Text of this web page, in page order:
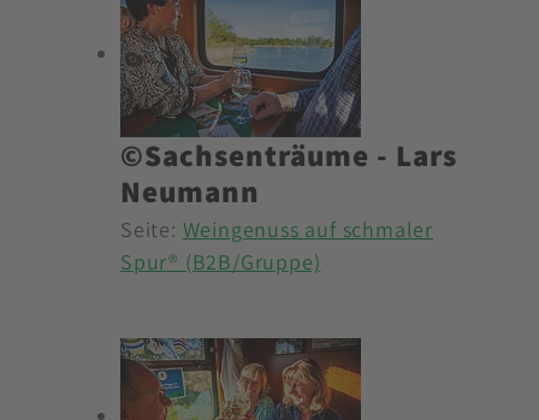
©Sachsenträume - Lars
Neumann
Seite: Weingenuss auf schmaler
Spur® (B2B/Gruppe)